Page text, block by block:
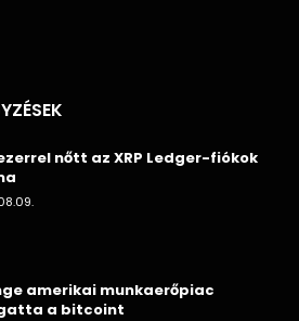
nőtt az XRP Ledger-fiókok
amerikai munkaerőpiac
a bitcoint